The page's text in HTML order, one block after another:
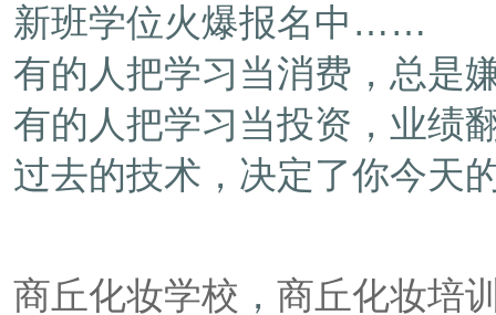
新班学位火爆报名中……
有的人把学习当消费，总是
有的人把学习当投资，业绩
过去的技术，决定了你今天
商丘化妆学校 ， 商丘化妆培